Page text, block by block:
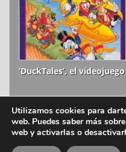
‘DuckTales’, el videojuego
ion litio © 2006-
Utilizamos cookies para
web. Puedes saber más
web y activarlas o